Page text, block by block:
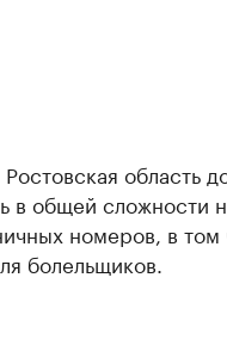
область
в общей сложности
номеров, в том
болельщиков.